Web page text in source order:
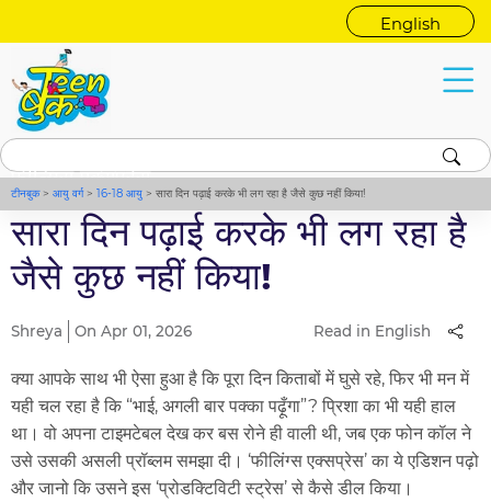
English
फीलिंग्स एक्सप्रेस
टीनबुक>आयु वर्ग>16-18 आयु >सारा दिन पढ़ाई करके भी लग रहा है जैसे कुछ नहीं किया!
सारा दिन पढ़ाई करके भी लग रहा है
जैसे कुछ नहीं किया!
Shreya On Apr 01, 2026 Read in English
क्या आपके साथ भी ऐसा हुआ है कि पूरा दिन किताबों में घुसे रहे, फिर भी मन में
यही चल रहा है कि “भाई, अगली बार पक्का पढ़ूँगा”? प्रिशा का भी यही हाल
था। वो अपना टाइमटेबल देख कर बस रोने ही वाली थी, जब एक फोन कॉल ने
उसे उसकी असली प्रॉब्लम समझा दी। ‘फीलिंग्स एक्सप्रेस’ का ये एडिशन पढ़ो
और जानो कि उसने इस ‘प्रोडक्टिविटी स्ट्रेस’ से कैसे डील किया।